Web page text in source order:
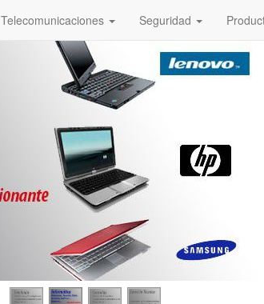
Telecomunicaciones Seguridad